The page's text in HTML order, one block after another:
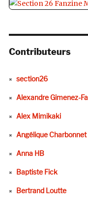
Contributeurs
section26
Alexandre Gimenez-
Alex Mimikaki
Angélique Charbonnet
Anna HB
Baptiste Fick
Bertrand Loutte